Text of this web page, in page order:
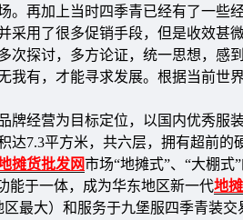
再加上当时四季青已经有了一些
用了很多促销手段，但是收效甚
次探讨，多方论证，统一思想，感
有，才能寻求发展。根据当前世
经营为目标定位，以国内优秀服
7.3平方米，共六层，拥有超前的
摊货批发网市场“地摊式”、“大棚式
能于一体，成为华东地区新一代地
最大）和服务于九堡服四季青装交